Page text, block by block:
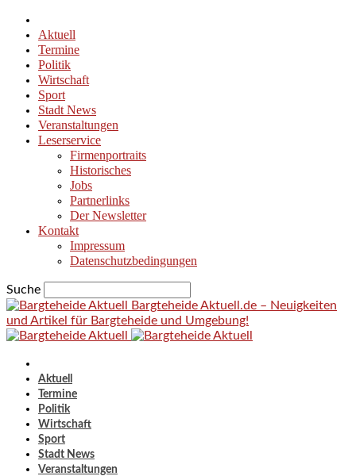
Aktuell
Termine
Politik
Wirtschaft
Sport
Stadt News
Veranstaltungen
Leserservice
Firmenportraits
Historisches
Jobs
Partnerlinks
Der Newsletter
Kontakt
Impressum
Datenschutzbedingungen
Suche
Bargteheide Aktuell.de – Neuigkeiten
und Artikel für Bargteheide und Umgebung!
Aktuell
Termine
Politik
Wirtschaft
Sport
Stadt News
Veranstaltungen